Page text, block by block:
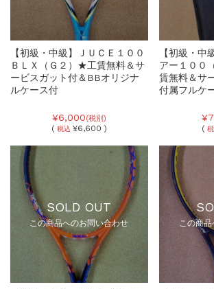
【初級・中級】ＪＵＣＥ１００
ＢＬＸ（Ｇ２）★工賃無料＆サ
ービスガット付＆BBオリジナ
ルケース付
¥6,000(税別)
( 税込 ¥6,600 )
【初級・中
アー１００
賃無料＆サ
付属フルケ
(
SOLD OUT
この商品へのお問い合わせ この商